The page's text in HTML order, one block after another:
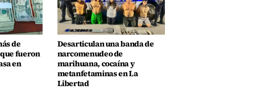
de
fueron
en
Desarticulan una banda de
narcomenudeo de
marihuana, cocaína y
metanfetaminas en La
Libertad